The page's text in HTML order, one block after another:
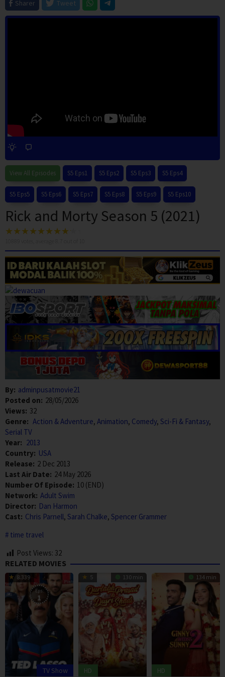
Sharer
Tweet
View All Episodes S5 Eps1 S5 Eps2 S5 Eps3 S5 Eps4
S5 Eps5 S5 Eps6 S5 Eps7 S5 Eps8 S5 Eps9 S5 Eps10
Rick and Morty Season 5 (2021)
By: adminpusatmovie21
Posted on: 28/05/2026
Views: 32
Genre: Action & Adventure, Animation, Comedy, Sci-Fi & Fantasy,
Serial TV
Year: 2013
Country: USA
Release: 2 Dec 2013
Last Air Date: 24 May 2026
Number Of Episode: 10 (END)
Network: Adult Swim
Director: Dan Harmon
Cast: Chris Parnell, Sarah Chalke, Spencer Grammer
time travel
Post Views: 32
RELATED MOVIES
8.339
Eps:
1
TV Show
5 130 min
HD
134 min
HD